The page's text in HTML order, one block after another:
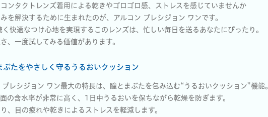
ンタクトレンズ着用による乾きやゴロゴロ感、ストレスを感じていませんか
を解決するために生まれたのが、アルコン プレシジョン ワンです。
快適なつけ心地を実現するこのレンズは、忙しい毎日を送るあなたにぴったり。
、一度試してみる価値があります。
ぶたをやさしく守るうるおいクッション
プレシジョン ワン最大の特長は、瞳とまぶたを包み込む“うるおいクッション”機能。
の含水率が非常に高く、1日中うるおいを保ちながら乾燥を防ぎます。
、目の疲れや乾きによるストレスを軽減します。